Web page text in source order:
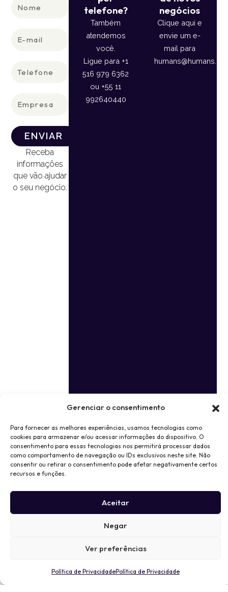
Gerenciar o consentimento
Para fornecer as melhores experiências, usamos tecnologias como
cookies para armazenar e/ou acessar informações do dispositivo. O
consentimento para essas tecnologias nos permitirá processar dados
como comportamento de navegação ou IDs exclusivos neste site. Não
consentir ou retirar o consentimento pode afetar negativamente certos
recursos e funções.
Aceitar
Negar
Ver preferências
Política de PrivacidadePolítica de Privacidade
ENVIAR
Receba
informações
que vão ajudar
o seu negócio.
telefone?
Também
atendemos
você.
Ligue para +1
516 979 6362
ou +55 11
992640440
negócios
Clique aqui e
envie um e-
mail para